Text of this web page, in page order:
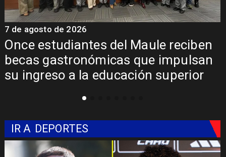
Álvarez-Salamanca lidera la apuesta
regional para consolidar el Paso
Pehuenche como alternativa a Los
7 de agosto de 2026
IR A DEPORTES